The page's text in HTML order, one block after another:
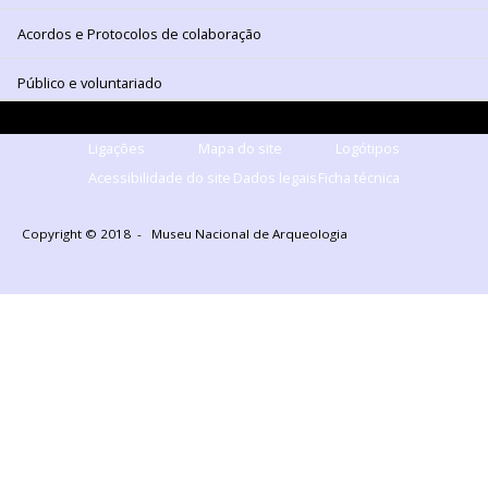
Acordos e Protocolos de colaboração
Público e voluntariado
Ligações Mapa do site
Logótipos
Acessibilidade do site Dados legaisFicha técnica
Copyright © 2018 - Museu Nacional de Arqueologia